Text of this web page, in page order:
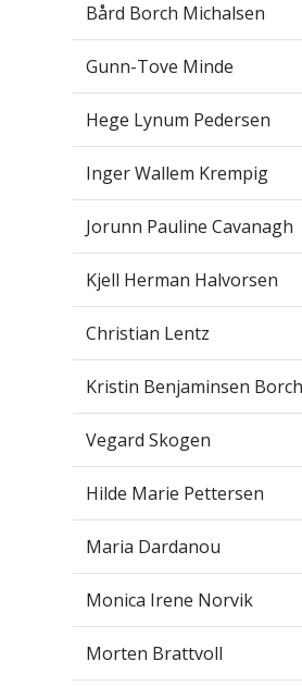
Bård Borch Michalsen
Gunn-Tove Minde
Hege Lynum Pedersen
Inger Wallem Krempig
Jorunn Pauline Cavanagh
Kjell Herman Halvorsen
Christian Lentz
Kristin Benjaminsen Borch
Vegard Skogen
Hilde Marie Pettersen
Maria Dardanou
Monica Irene Norvik
Morten Brattvoll